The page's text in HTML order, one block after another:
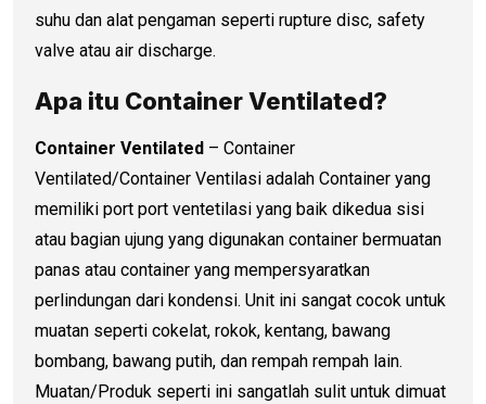
suhu dan alat pengaman seperti rupture disc, safety
valve atau air discharge.
Apa itu Container Ventilated?
Container Ventilated – Container
Ventilated/Container Ventilasi adalah Container yang
memiliki port port ventetilasi yang baik dikedua sisi
atau bagian ujung yang digunakan container bermuatan
panas atau container yang mempersyaratkan
perlindungan dari kondensi. Unit ini sangat cocok untuk
muatan seperti cokelat, rokok, kentang, bawang
bombang, bawang putih, dan rempah rempah lain.
Muatan/Produk seperti ini sangatlah sulit untuk dimuat